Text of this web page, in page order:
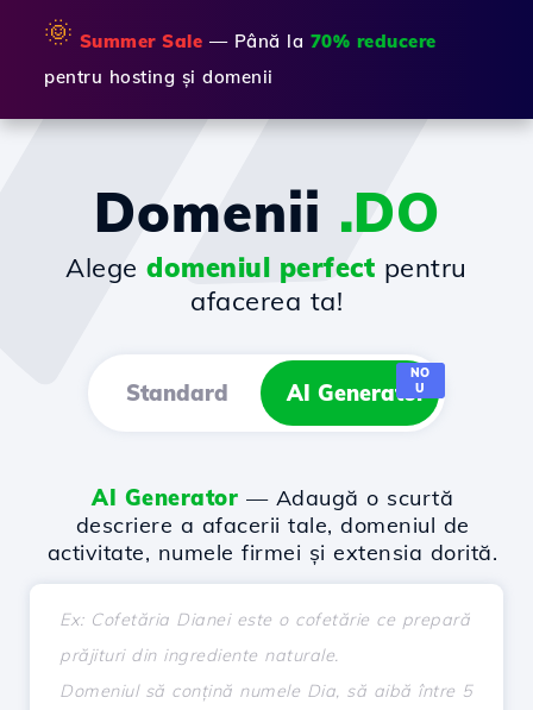
🌞 Summer Sale — Până la 70% reducere
pentru hosting și domenii
Domenii .DO
Alegedomeniul perfect pentru
afacerea ta!
Standard AI Generator
NO
U
AI Generator — Adaugă o scurtă
descriere a afacerii tale, domeniul de
activitate, numele firmei și extensia dorită.